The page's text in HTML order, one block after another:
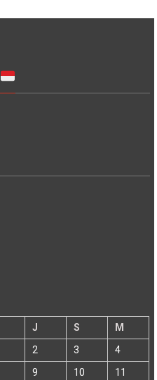
J S
M
2 3
4
9 10
11